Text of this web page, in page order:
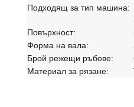
Подходящ за тип машина:
Повърхност:
Форма на вала:
Брой режещи ръбове:
Материал за рязане: